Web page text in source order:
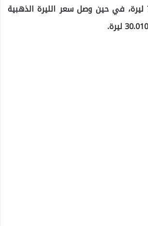
ليرة فسجل 7.365 ليرة، في حين وصل سعر الليرة الذهبية